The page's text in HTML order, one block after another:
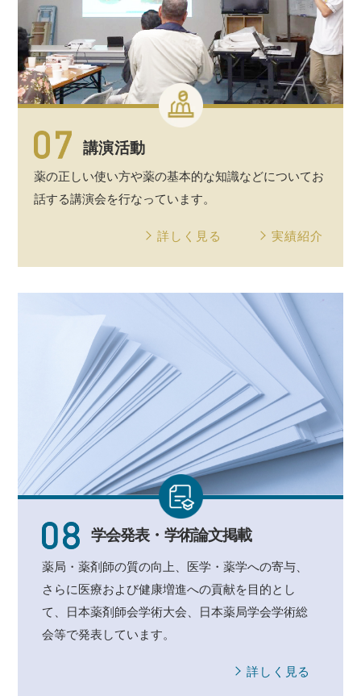
講演活動
薬の正しい使い方や薬の基本的な知識などについてお
話する講演会を行なっています。
詳しく見る 実績紹介
学会発表・ 学術論文掲載
薬局・薬剤師の質の向上、医学・薬学への寄与、
さらに医療および健康増進への貢献を目的とし
て、日本薬剤師会学術大会、日本薬局学会学術総
会等で発表しています。
詳しく見る